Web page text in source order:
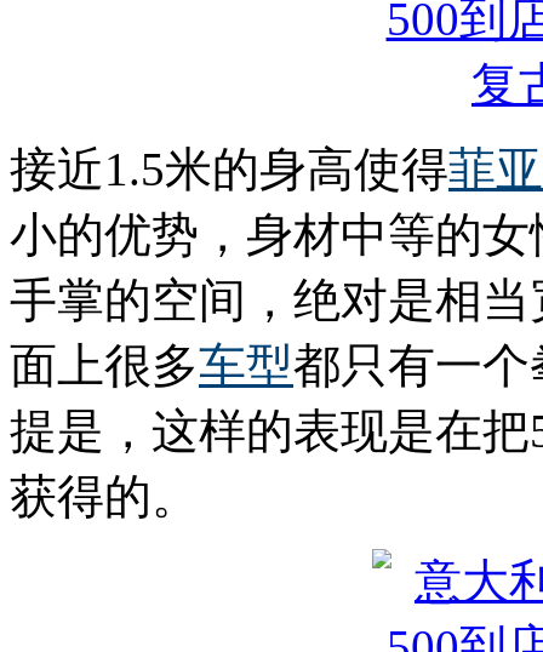
接近1.5米的身高使得菲
小的优势，身材中等的
手掌的空间，绝对是相
面上很多车型都只有一
提是，这样的表现是在
获得的。